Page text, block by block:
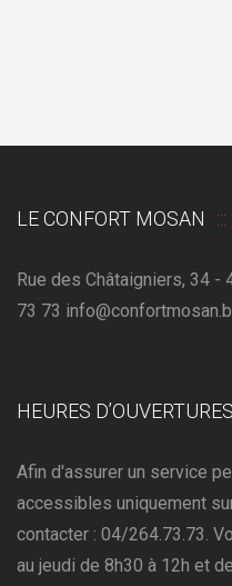
LE CONFORT MOSAN
Rue des Châtaigniers, 34 -
73 73
HEURES D’OUVERTURES
Afin d'assurer un service
accessibles uniquement
contacter : 04/264.73.73.
au jeudi de 8h30 à 12h et